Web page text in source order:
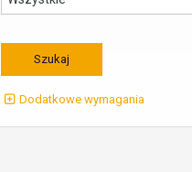
Dodatkowe wymagania